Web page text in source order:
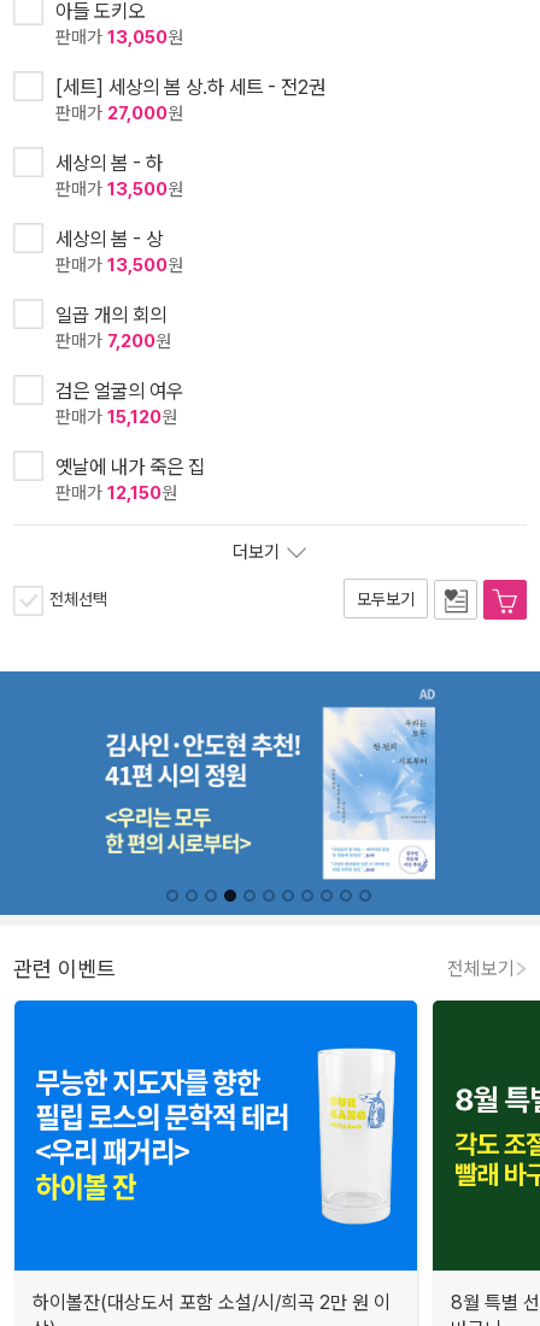
아들 도키오
판매가 13,050원
[세트] 세상의 봄 상.하 세트 - 전2권
판매가 27,000원
세상의 봄 - 하
판매가 13,500원
세상의 봄 - 상
판매가 13,500원
일곱 개의 회의
판매가 7,200원
검은 얼굴의 여우
판매가 15,120원
옛날에 내가 죽은 집
판매가 12,150원
더보기
전체선택 모두보기
관련 이벤트 전체보기
하이볼잔(대상도서 포함 소설/시/희곡 2만 원 이
8월 특별